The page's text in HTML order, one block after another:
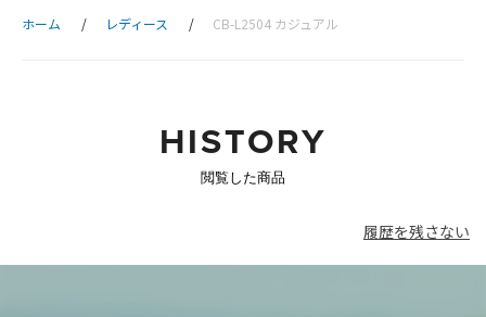
ホーム レディース CB-L2504 カジュアル
HISTORY
閲覧した商品
履歴を残さない